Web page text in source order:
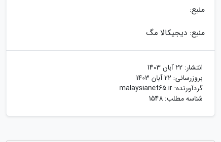
منبع:
منبع: دیجیکالا مگ
انتشار: 22 آبان 1403
بروزرسانی: 22 آبان 1403
گردآورنده: malaysianet65.ir
شناسه مطلب: 1548